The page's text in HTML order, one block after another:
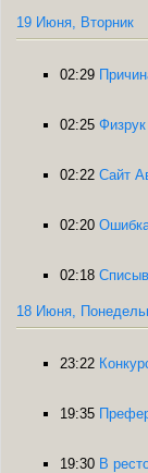
19 Июня, Вторник
02:29
02:25
02:22 Сайт
02:20
02:18
18 Июня,
23:22
19:35
19:30 В